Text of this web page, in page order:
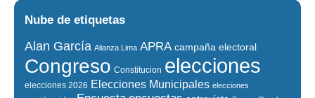
Nube de etiquetas
Alan García Alianza Lima APRA campaña electoral
Congreso Constitucion elecciones
elecciones 2026 Elecciones Municipales elecciones